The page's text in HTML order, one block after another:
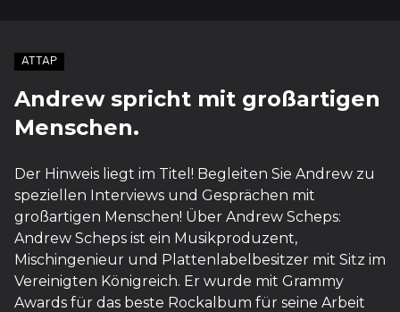
ATTAP
Andrew spricht mit großartigen
Menschen.
Der Hinweis liegt im Titel! Begleiten Sie Andrew zu
speziellen Interviews und Gesprächen mit
großartigen Menschen! Über Andrew Scheps:
Andrew Scheps ist ein Musikproduzent,
Mischingenieur und Plattenlabelbesitzer mit Sitz im
Vereinigten Königreich. Er wurde mit Grammy
Awards für das beste Rockalbum für seine Arbeit